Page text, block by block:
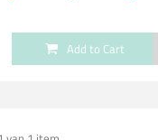
Add to Cart